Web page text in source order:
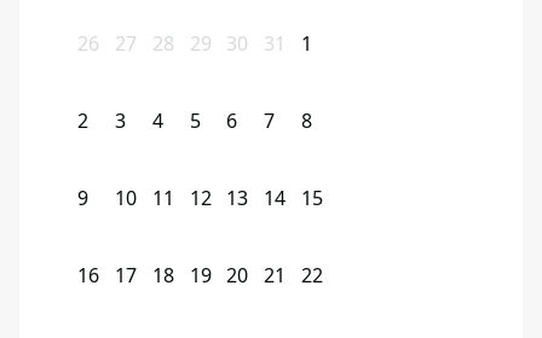
26 27 28 29 30 31 1
2 3 4 5 6 7 8
9 10 11 12 13 14 15
16 17 18 19 20 21 22